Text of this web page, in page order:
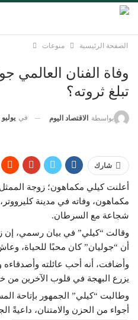
الصفحة الرئيسية منوعات
وفاة الفنان العالمي
تبلغ ثروته؟
بواسطة الاقتصاد اليوم في يوليو 5, 2025
شارك
أعلنت كيلي مكماهون؛ زوجة
مكماهون، وفاته في مدينة كليرووتر،
شجاعة مع السرطان.
وقالت “كيلي” في بيان رسمي، إن
أن “جوليان” كان محبًا للحياة،
وأضافت، أنه أحب عائلته وأصدقاءه
يزرع البهجة في قلوب الآخرين من
وطالبت “كيلي” الجمهور بإتاحة
أجواء من الحزن والامتنان، داعيةً